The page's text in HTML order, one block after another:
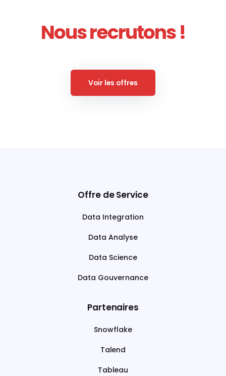
Nous recrutons !
Voir les offres
Offre de Service
Data Integration
Data Analyse
Data Science
Data Gouvernance
Partenaires
Snowflake
Talend
Tableau